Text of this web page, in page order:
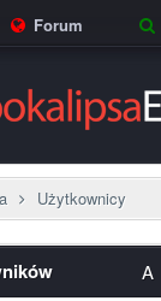
Forum
Użytkownicy
A